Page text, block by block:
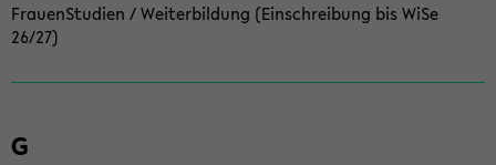
FrauenStudien / Weiterbildung (Einschreibung bis WiSe
26/27)
G